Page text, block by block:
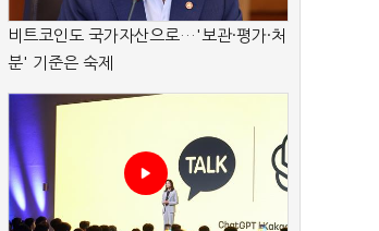
비트코인도 국가자산으로…'보관·평가·처
분' 기준은 숙제